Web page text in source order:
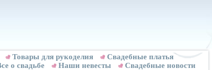
Товары для рукоделия
Cвадебные платья
о свадьбе Наши невесты
Свадебные новости